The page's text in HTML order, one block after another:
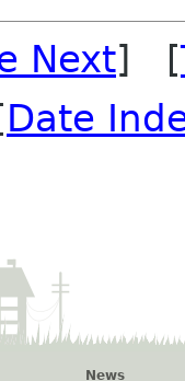
Next] [
Date
News